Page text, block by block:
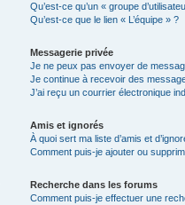
Qu’est-ce qu’un « groupe
Qu’est-ce que le lien « L’équipe » ?
Messagerie privée
Je ne peux pas envoyer de
Je continue à recevoir des
J’ai reçu un courrier électronique
Amis et ignorés
À quoi sert ma liste d’amis et
Comment puis-je ajouter ou
Recherche dans les forums
Comment puis-je effectuer une